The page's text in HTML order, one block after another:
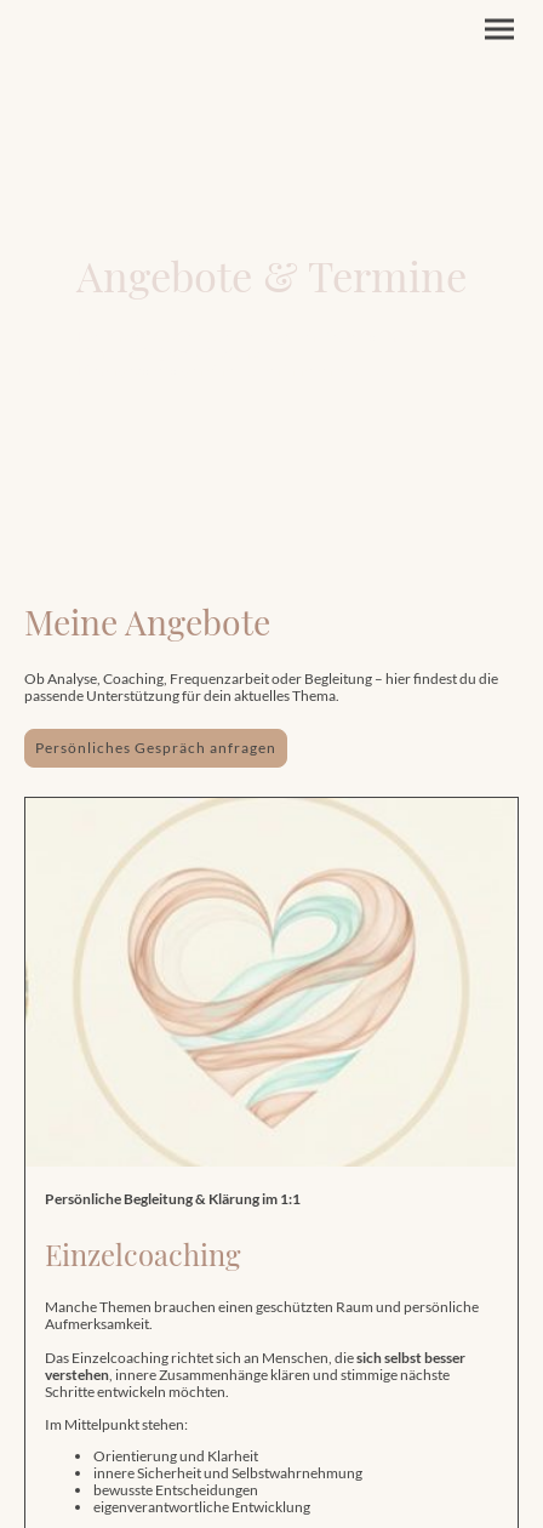
Angebote & Termine
Meine Angebote
Ob Analyse, Coaching, Frequenzarbeit oder Begleitung – hier findest du die
passende Unterstützung für dein aktuelles Thema.
Persönliches Gespräch anfragen
Persönliche Begleitung & Klärung im 1:1
Einzelcoaching
Manche Themen brauchen einen geschützten Raum und persönliche
Aufmerksamkeit.
Das Einzelcoaching richtet sich an Menschen, diesich selbst besser
verstehen, innere Zusammenhänge klären und stimmige nächste
Schritte entwickeln möchten.
Im Mittelpunkt stehen:
Orientierung und Klarheit
innere Sicherheit und Selbstwahrnehmung
bewusste Entscheidungen
eigenverantwortliche Entwicklung